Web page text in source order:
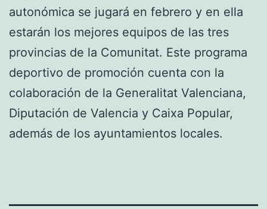
autonómica se jugará en febrero y en ella
estarán los mejores equipos de las tres
provincias de la Comunitat. Este programa
deportivo de promoción cuenta con la
colaboración de la Generalitat Valenciana,
Diputación de Valencia y Caixa Popular,
además de los ayuntamientos locales.